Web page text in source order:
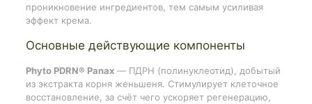
проникновение ингредиентов, тем самым усиливая
эффект крема.
Основные действующие компоненты
Phyto PDRN® Panax— ПДРН (полинуклеотид), добытый
из экстракта корня женьшеня. Стимулирует клеточное
восстановление, за счёт чего ускоряет регенерацию,